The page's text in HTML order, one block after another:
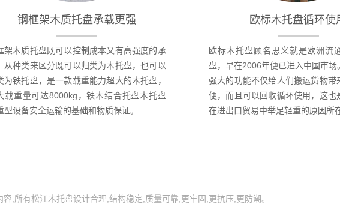
钢框架木质托盘承载更强
架木质托盘既可以控制成本又有高强度的承
从种类来区分既可以归类为木托盘，也可以
为铁托盘，是一款载重能力超大的木托盘，
载重量可达8000kg，铁木结合托盘木托盘
型设备安全运输的基础和物质保证。
欧标木托盘循环使
欧标木托盘顾名思义就是欧洲流
盘，早在2006年便已进入中国市场
强大的功能不仅给人们搬运货物带
便，而且可以回收循环使用，这也
在进出口贸易中举足轻重的原因所
,所有松江木托盘设计合理,结构稳定,质量可靠,更牢固,更抗压,更防潮。